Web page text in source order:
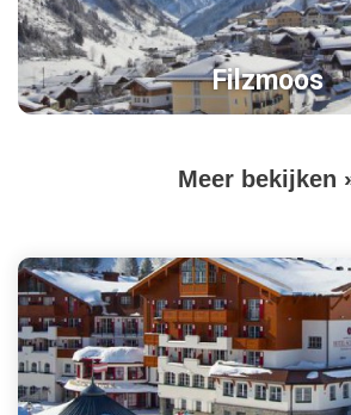
Filzmoos
Volgende
Meer bekijken